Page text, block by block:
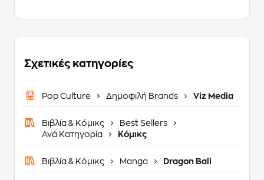
Σχετικές κατηγορίες
Pop Culture Δημοφιλή Brands Viz Media
Βιβλία & Κόμικς
Best Sellers
Ανά Κατηγορία
Κόμικς
Βιβλία & Κόμικς Manga Dragon Ball